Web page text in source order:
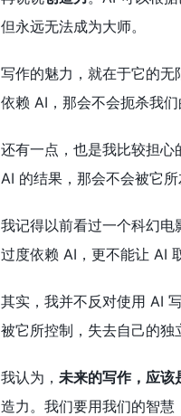
但永远无法成为大师。
写作的魅力，就在于它的
依赖 AI，那会不会扼杀我
还有一点，也是我比较担心
AI 的结果，那会不会被它
我记得以前看过一个科幻
过度依赖 AI，更不能让 AI
其实，我并不反对使用 AI
被它所控制，失去自己的独
我认为， 未来的写作，应该
造力。我们要用我们的智慧